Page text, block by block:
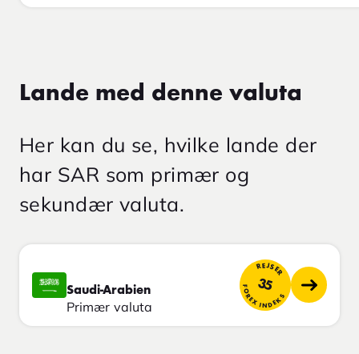
Lande med denne valuta
Her kan du se, hvilke lande der
har SAR som primær og
sekundær valuta.
Saudi-Arabien
Primær valuta
REJSER
35
FOREX INDEKS